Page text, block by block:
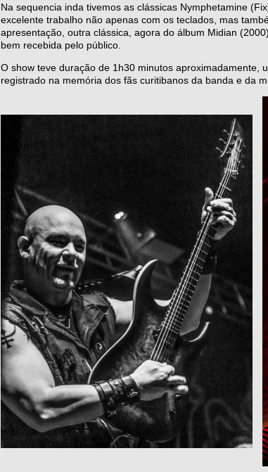
Na sequencia inda tivemos as clássicas Nymphetamine
excelente trabalho não apenas com os teclados, mas
apresentação, outra clássica, agora do álbum Midian
bem recebida pelo público.
O show teve duração de 1h30 minutos aproximadamente,
registrado na memória dos fãs curitibanos da banda e da